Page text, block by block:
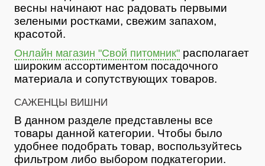
весны начинают нас радовать первыми
зелеными ростками, свежим запахом,
красотой.
Онлайн магазин "Свой питомник" располагает
широким ассортиментом посадочного
материала и сопутствующих товаров.
САЖЕНЦЫ ВИШНИ
В данном разделе представлены все
товары данной категории. Чтобы было
удобнее подобрать товар, воспользуйтесь
фильтром либо выбором подкатегории.